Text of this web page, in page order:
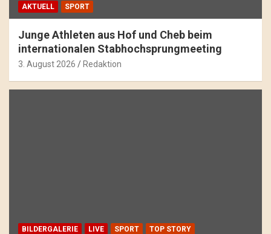
AKTUELL SPORT
Junge Athleten aus Hof und Cheb beim
internationalen Stabhochsprungmeeting
3. August 2026 Redaktion
BILDERGALERIE LIVE SPORT TOP STORY